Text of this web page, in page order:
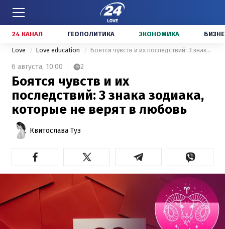
24 КАНАЛ ГЕОПОЛИТИКА ЭКОНОМИКА
Love Love education Боятся чувств и их последствий: 3 знака зодиака, которые не верят в любовь
6 августа, 10:00 2
Боятся чувств и их
последствий: 3 знака зодиака,
которые не верят в любовь
Квитослава Туз